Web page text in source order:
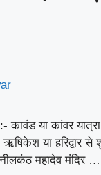
या कांवर
ऋषिकेश या हरिद्वार
महादेव मंदिर …